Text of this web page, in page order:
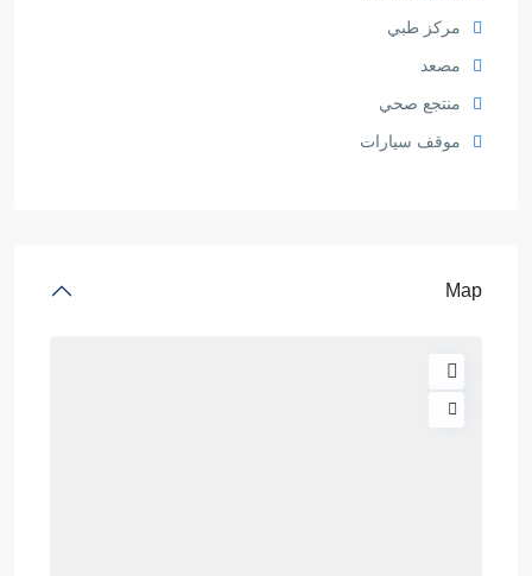
مركز طبي
مصعد
منتجع صحي
موقف سيارات
Map